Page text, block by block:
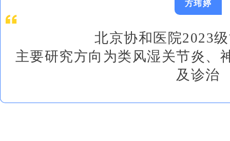
方玮婷
北京协和医院2023
主要研究方向为类风湿关节炎、
及诊治